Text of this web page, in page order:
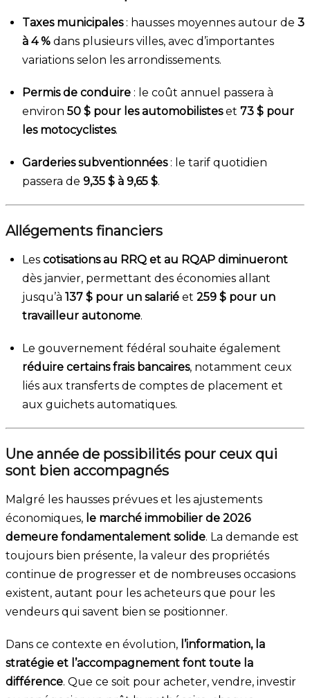
Taxes municipales: hausses moyennes autour de 3
à 4 % dans plusieurs villes, avec d’importantes
variations selon les arrondissements.
Permis de conduire : le coût annuel passera à
environ 50 $ pour les automobilisteset 73 $ pour
les motocyclistes.
Garderies subventionnées: le tarif quotidien
passera de 9,35 $ à 9,65 $.
Allégements financiers
Les cotisations au RRQ et au RQAP diminueront
dès janvier, permettant des économies allant
jusqu’à 137 $ pour un salarié et 259 $ pour un
travailleur autonome.
Le gouvernement fédéral souhaite également
réduire certains frais bancaires, notamment ceux
liés aux transferts de comptes de placement et
aux guichets automatiques.
Une année de possibilités pour ceux qui
sont bien accompagnés
Malgré les hausses prévues et les ajustements
économiques, le marché immobilier de 2026
demeure fondamentalement solide. La demande est
toujours bien présente, la valeur des propriétés
continue de progresser et de nombreuses occasions
existent, autant pour les acheteurs que pour les
vendeurs qui savent bien se positionner.
Dans ce contexte en évolution, l’information, la
stratégie et l’accompagnement font toute la
différence. Que ce soit pour acheter, vendre, investir